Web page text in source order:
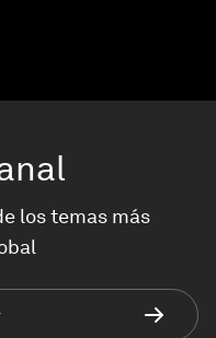
los temas más